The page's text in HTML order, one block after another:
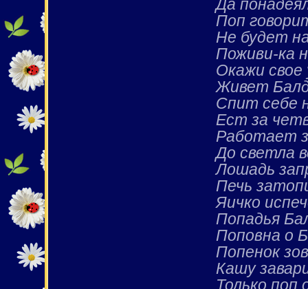
Да
Поп
Не будет
Поживи-ка
Окажи свое
Живет
Спит себе
Ест за
Работает
До светла
Лошадь
Печь
Яичко
Попадья
Поповна о
Попенок
Кашу
Только поп